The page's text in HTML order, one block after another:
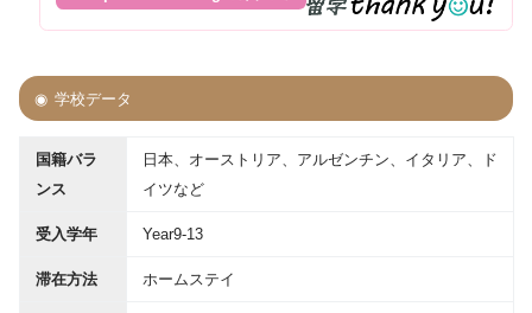
学校データ
国籍バラ
ンス
日本、オーストリア、アルゼンチン、イタリア、ド
イツなど
受入学年 Year9-13
滞在方法 ホームステイ